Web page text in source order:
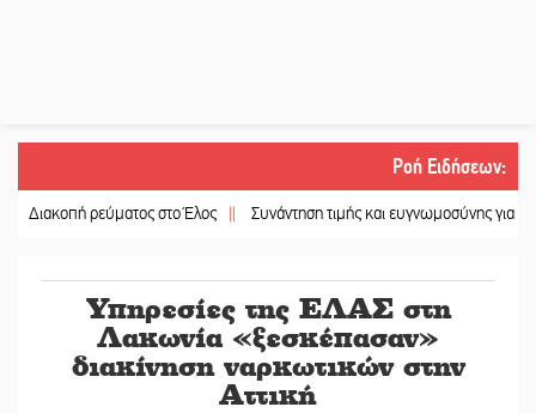
Ροή Ειδήσεων:
ρεύματος στο Έλος || Συνάντηση τιμής και ευγνωμοσύνης για τους
Υπηρεσίες της ΕΛΑΣ στη
Λακωνία «ξεσκέπασαν»
διακίνηση ναρκωτικών στην
Αττική